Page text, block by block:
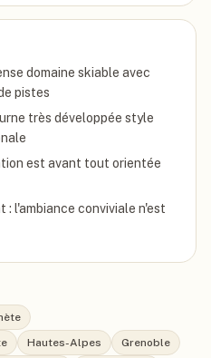
domaine skiable avec
pistes
très développée style
est avant tout orientée
: l'ambiance conviviale n'est
Hautes-Alpes
Grenoble